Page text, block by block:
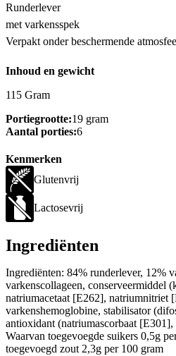
Runderlever
met varkensspek
Verpakt onder beschermende
Inhoud en gewicht
115 Gram
Portiegrootte:19 gram
Aantal porties:6
Kenmerken
Glutenvrij
Lactosevrij
Ingrediënten
Ingrediënten: 84% runderlever, 12%
varkenscollageen, conserveermiddel
natriumacetaat [E262], natriumnitriet
varkenshemoglobine, stabilisator
antioxidant (natriumascorbaat
Waarvan toegevoegde suikers 0,5g
toegevoegd zout 2,3g per 100 gram